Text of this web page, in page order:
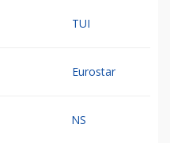
TUI
Eurostar
NS